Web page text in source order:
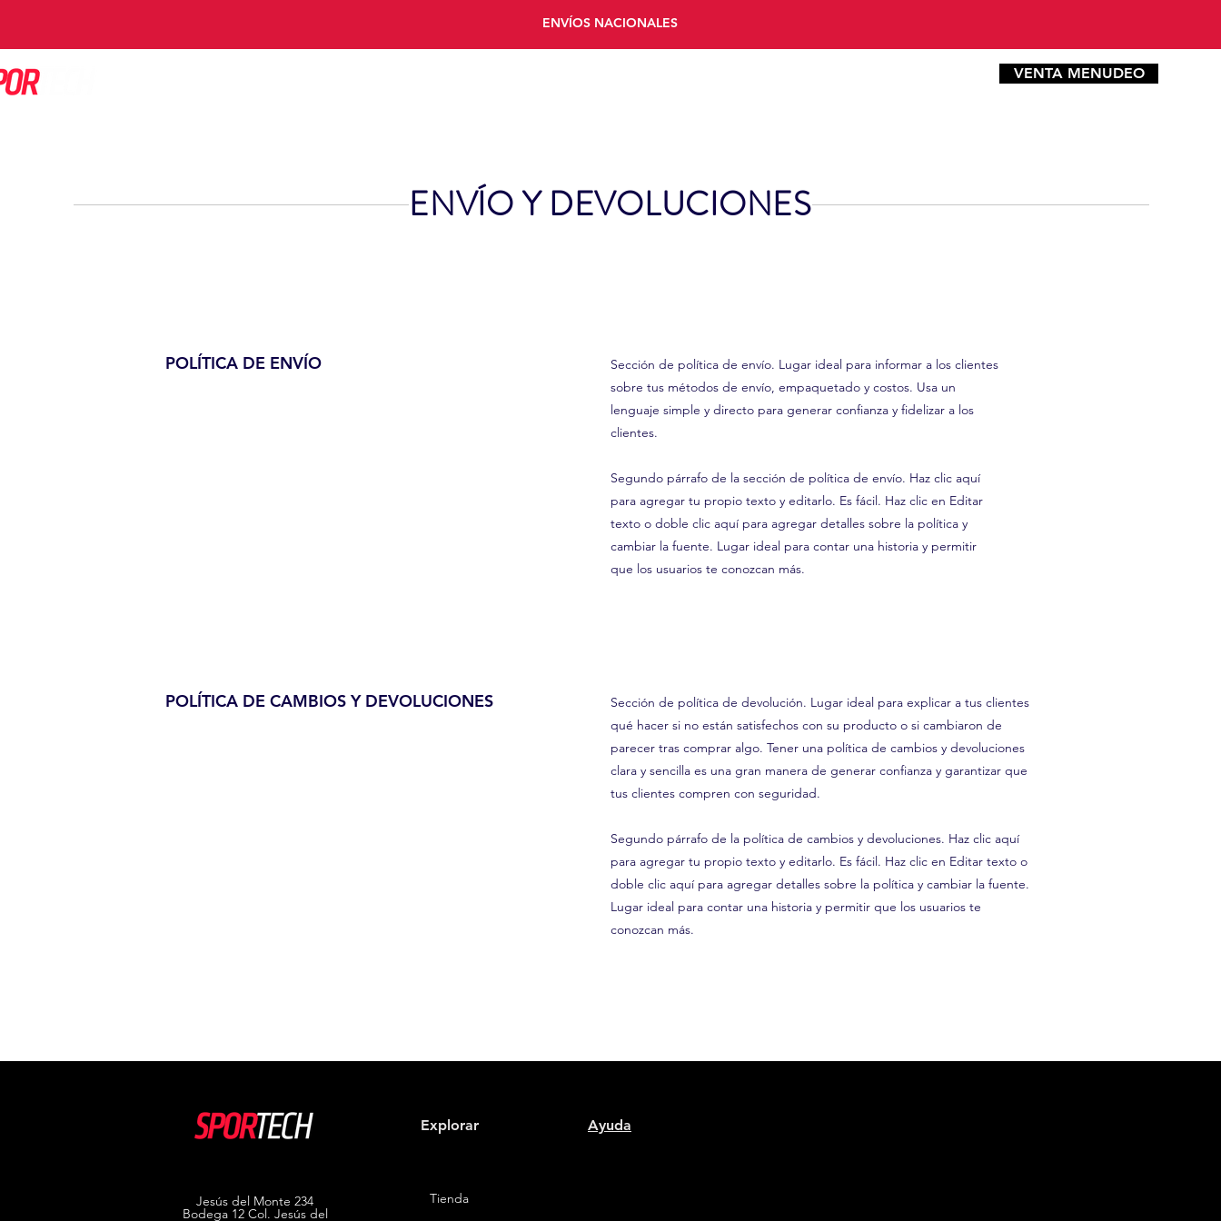
ENVÍOS NACIONALES
VENTA MENUDEO
ENVÍO Y DEVOLUCIONES
POLÍTICA DE ENVÍO
Sección de política de envío. Lugar ideal para informar a los clientes
sobre tus métodos de envío, empaquetado y costos. Usa un
lenguaje simple y directo para generar confianza y fidelizar a los
clientes.
Segundo párrafo de la sección de política de envío. Haz clic aquí
para agregar tu propio texto y editarlo. Es fácil. Haz clic en Editar
texto o doble clic aquí para agregar detalles sobre la política y
cambiar la fuente. Lugar ideal para contar una historia y permitir
que los usuarios te conozcan más.
POLÍTICA DE CAMBIOS Y DEVOLUCIONES
Sección de política de devolución. Lugar ideal para explicar a tus clientes
qué hacer si no están satisfechos con su producto o si cambiaron de
parecer tras comprar algo. Tener una política de cambios y devoluciones
clara y sencilla es una gran manera de generar confianza y garantizar que
tus clientes compren con seguridad.
Segundo párrafo de la política de cambios y devoluciones. Haz clic aquí
para agregar tu propio texto y editarlo. Es fácil. Haz clic en Editar texto o
doble clic aquí para agregar detalles sobre la política y cambiar la fuente.
Lugar ideal para contar una historia y permitir que los usuarios te
conozcan más.
Explorar Ayuda
Jesús del Monte 234
Bodega 12 Col. Jesús del
Tienda